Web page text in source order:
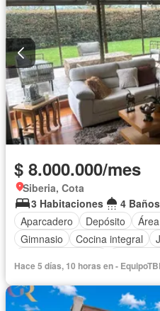
$ 8.000.000/mes
Siberia, Cota
3 Habitaciones
4 Baños
Aparcadero
Depósito
Gimnasio
Cocina integral
Hace 5 días, 10 horas en -